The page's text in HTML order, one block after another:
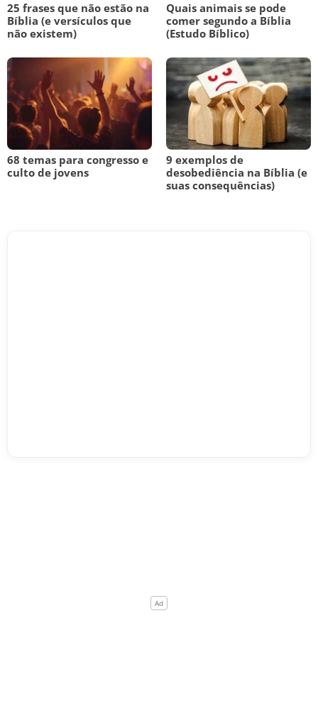
25 frases que não estão na
Bíblia (e versículos que
não existem)
Quais animais se pode
comer segundo a Bíblia
(Estudo Bíblico)
68 temas para congresso e
culto de jovens
9 exemplos de
desobediência na Bíblia (e
suas consequências)